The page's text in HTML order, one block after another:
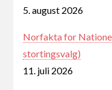
5. august 2026
Norfakta for
stortingsvalg)
11. juli 2026